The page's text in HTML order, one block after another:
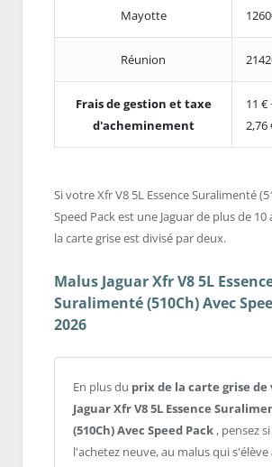
Mayotte
Réunion
Frais de gestion et taxe
d'acheminement
11 €
2,76
Si votre Xfr V8 5L Essence Suralimenté
Speed Pack est une Jaguar de plus de
la carte grise est divisé par deux.
Malus Jaguar Xfr V8 5L
Suralimenté (510Ch) Avec
2026
En plus du prix de la carte grise de
Jaguar Xfr V8 5L Essence
(510Ch) Avec Speed Pack , pensez
l'achetez neuve, au malus qui s'élève